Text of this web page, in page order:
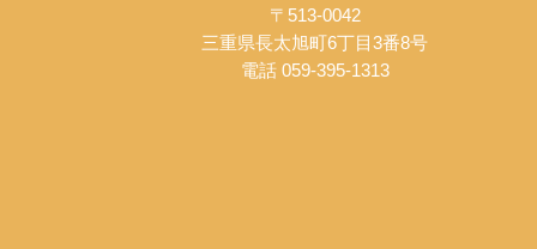
〒513-0042
三重県長太旭町6丁目3番8号
電話 059-395-1313